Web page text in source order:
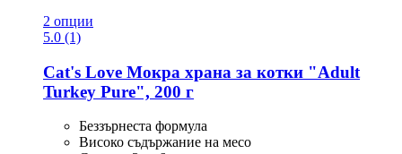
2 опции
5.0 (1)
Cat's Love Мокра храна за котки "Adult
Turkey Pure", 200 г
Беззърнеста формула
Високо съдържание на месо